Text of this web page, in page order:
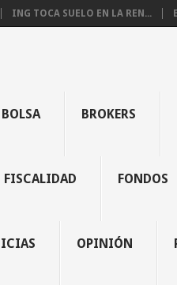
ING TOCA SUELO EN LA REN...
BOLSA BROKERS
FISCALIDAD FONDOS
OPINIÓN